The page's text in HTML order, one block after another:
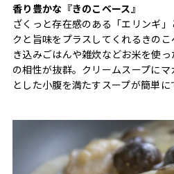
香り豊かな『きのこベース』
ざくっと存在感のある「エリンギ
クと旨味をプラスしてくれるきの
き込みごはんや雑炊などお米を使
の相性が抜群。クリームスープに
とした小腹を満たすスープが簡単に